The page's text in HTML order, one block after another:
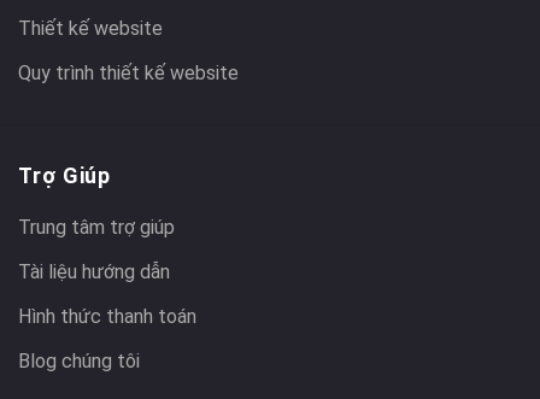
Thiết kế website
Quy trình thiết kế website
Trợ Giúp
Trung tâm trợ giúp
Tài liệu hướng dẫn
Hình thức thanh toán
Blog chúng tôi